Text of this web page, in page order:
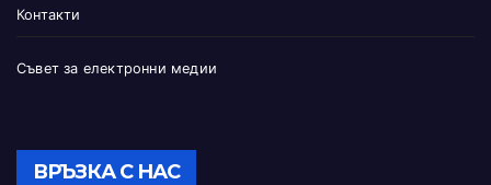
Контакти
Съвет за електронни медии
ВРЪЗКА С НАС